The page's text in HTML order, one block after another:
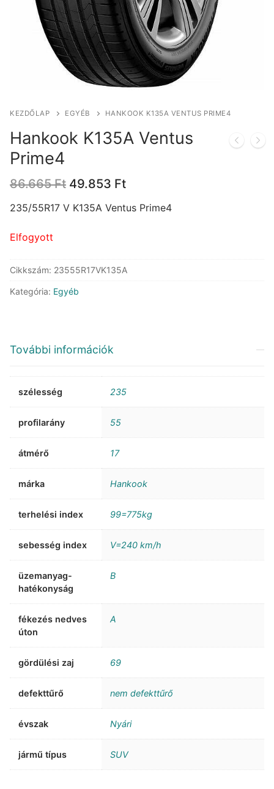
KEZDŐLAP EGYÉB HANKOOK K135A VENTUS PRIME4
Hankook K135A Ventus
Prime4
86.665Ft Original
was:
49.853 FtCurrent
is:
235/55R17 V K135A Ventus Prime4
Elfogyott
Cikkszám: 23555R17VK135A
Kategória: Egyéb
További információk
szélesség 235
profilarány 55
átmérő 17
márka Hankook
terhelési index 99=775kg
sebesség index V=240 km/h
üzemanyag-
hatékonyság
B
fékezés nedves
úton
A
gördülési zaj 69
defekttűrő nem defekttűrő
évszak Nyári
jármű típus SUV